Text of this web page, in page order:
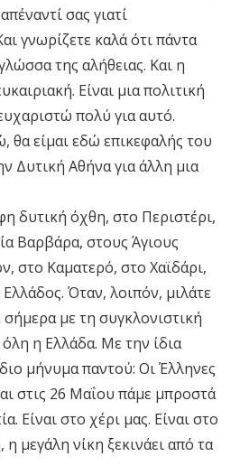
σας γιατί
γνωρίζετε καλά ότι πάντα
της αλήθειας. Και η
Είναι μια πολιτική
πολύ για αυτό.
θα είμαι εδώ επικεφαλής του
Δυτική Αθήνα για άλλη μια
δυτική όχθη, στο Περιστέρι,
Βαρβάρα, στους Άγιους
στο Καματερό, στο Χαϊδάρι,
Όταν, λοιπόν, μιλάτε
με τη συγκλονιστική
η Ελλάδα. Με την ίδια
μήνυμα παντού: Οι Έλληνες
στις 26 Μαΐου πάμε μπροστά
Είναι στο χέρι μας. Είναι στο
μεγάλη νίκη ξεκινάει από τα